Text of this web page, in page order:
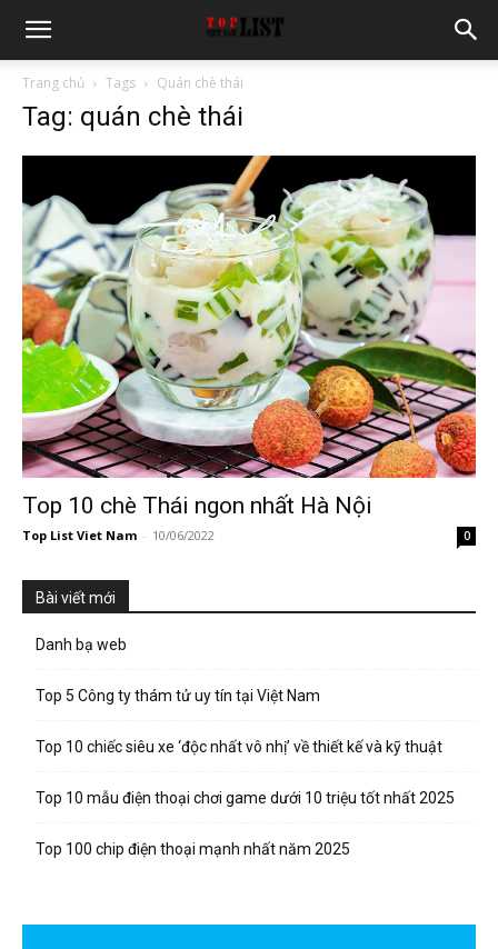
Trang chủ Tags Quán chè thái
Tag: quán chè thái
Top 10 chè Thái ngon nhất Hà Nội
Top List Viet Nam - 10/06/2022 0
Bài viết mới
Danh bạ web
Top 5 Công ty thám tử uy tín tại Việt Nam
Top 10 chiếc siêu xe ‘độc nhất vô nhị’ về thiết kế và kỹ thuật
Top 10 mẫu điện thoại chơi game dưới 10 triệu tốt nhất 2025
Top 100 chip điện thoại mạnh nhất năm 2025